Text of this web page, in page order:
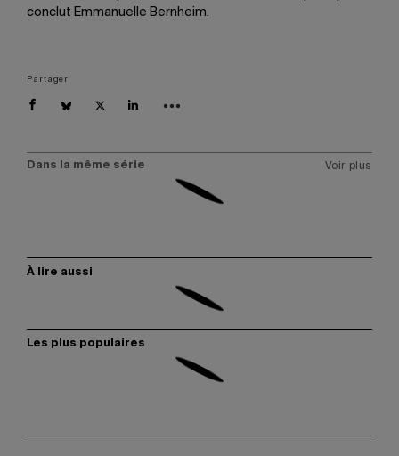
conclut Emmanuelle Bernheim.
Partager
Dans la même série Voir plus
À lire aussi
Les plus populaires